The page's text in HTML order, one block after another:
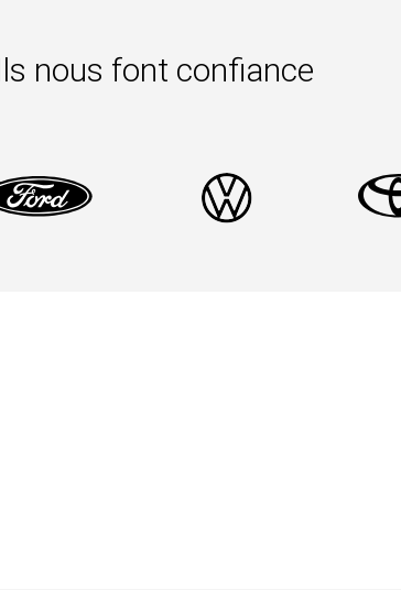
nous font confiance